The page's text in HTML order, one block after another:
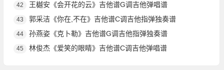
42 王樾安《会开花的云》吉他谱G调吉他弹唱谱
43 郭采洁《你在,不在》吉他谱C调吉他指弹独奏谱
44 孙燕姿《克卜勒》吉他谱G调吉他指弹独奏谱
45 林俊杰《爱笑的眼睛》吉他谱C调吉他弹唱谱